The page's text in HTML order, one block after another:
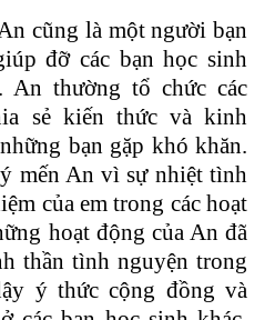
cũng là một người bạn
đỡ các bạn học sinh
An thường tổ chức các
sẻ kiến thức và kinh
bạn gặp khó khăn.
mến An vì sự nhiệt tình
của em trong các hoạt
hoạt động của An đã
thần tình nguyện trong
ý thức cộng đồng và